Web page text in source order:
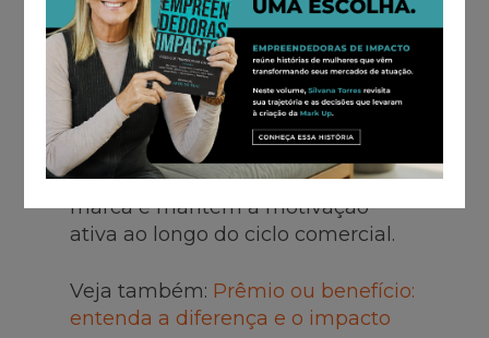
recorrente, seja por meio de
premiações imediatas,
certificações ou mensagens
personalizadas
Esse tipo de reconhecimento
reforça os valores estratégicos da
marca e mantém a motivação
ativa ao longo do ciclo comercial.
Veja também: Prêmio ou benefício:
entenda a diferença e o impacto